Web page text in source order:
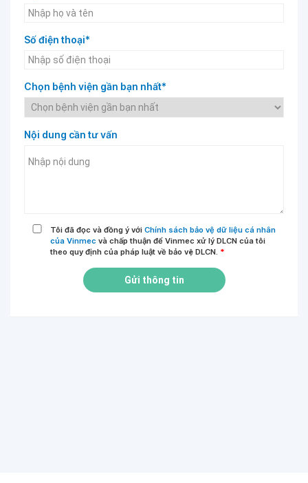
Số điện thoại*
Chọn bệnh viện gần bạn nhất*
Nội dung cần tư vấn
Tôi đã đọc và đồng ý với Chính sách bảo vệ dữ liệu cá nhân
của Vinmec và chấp thuận để Vinmec xử lý DLCN của tôi
theo quy định của pháp luật về bảo vệ DLCN. *
Gửi thông tin